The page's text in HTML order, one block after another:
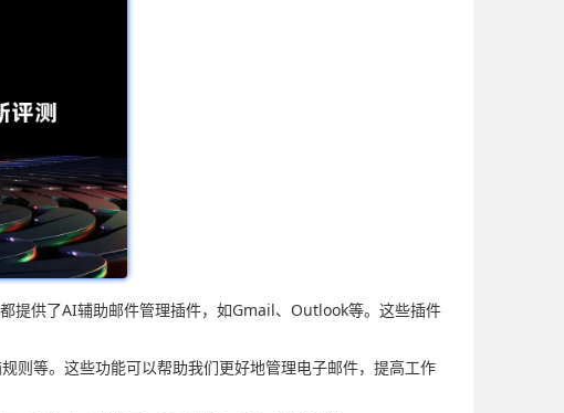
提供了AI辅助邮件管理插件，如Gmail、Outlook等。这些插件
则等。这些功能可以帮助我们更好地管理电子邮件，提高工作